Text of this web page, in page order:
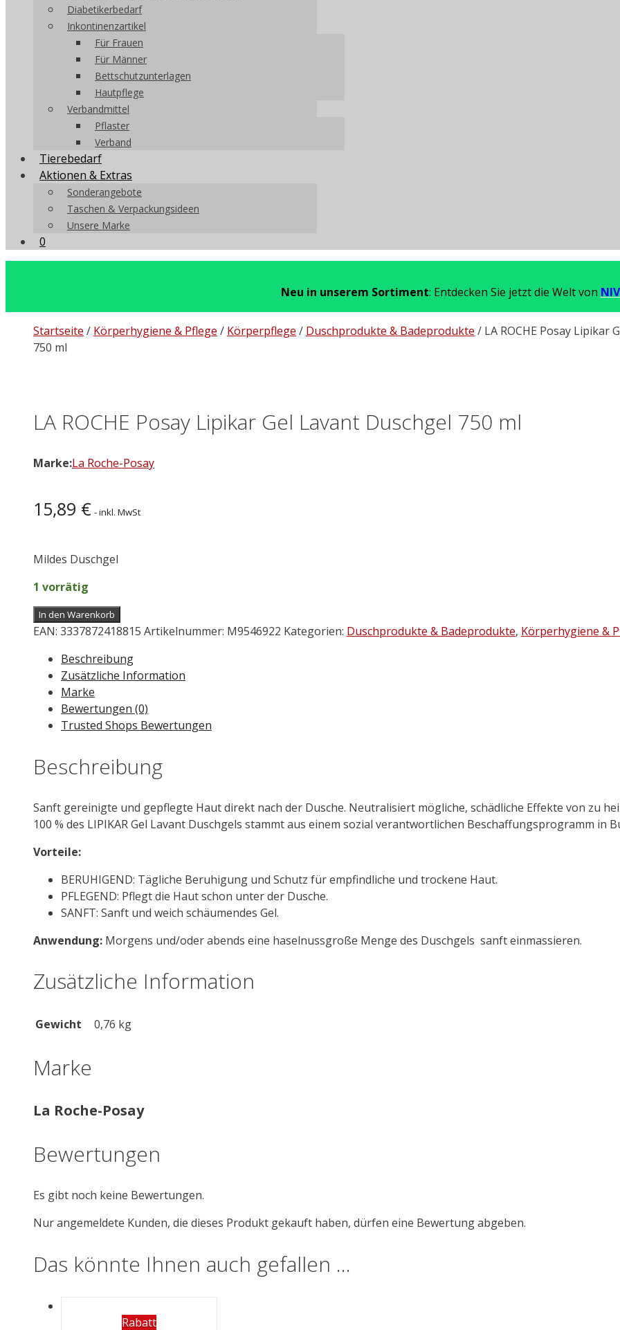
Diabetikerbedarf
Inkontinenzartikel
Für Frauen
Für Männer
Bettschutzunterlagen
Hautpflege
Verbandmittel
Pflaster
Verband
Tierebedarf
Aktionen & Extras
Sonderangebote
Taschen & Verpackungsideen
Unsere Marke
0
Neu in unserem Sortiment: Entdecken Sie jetzt die Welt von
Startseite / Körperhygiene & Pflege / Körperpflege / Duschprodukte & Badeprodukte / LA ROCHE Posay Lipikar
750 ml
LA ROCHE Posay Lipikar Gel Lavant Duschgel 750 ml
Marke:La Roche-Posay
15,89 € - inkl. MwSt
Mildes Duschgel
1 vorrätig
LA
ROCHE
Lipikar
Gel
Lavant
Duschgel
750
Menge
In den Warenkorb
EAN: 3337872418815 Artikelnummer: M9546922 Kategorien: Duschprodukte & Badeprodukte, Körperhygiene &
Beschreibung
Zusätzliche Information
Marke
Bewertungen (0)
Trusted Shops Bewertungen
Beschreibung
Sanft gereinigte und gepflegte Haut direkt nach der Dusche. Neutralisiert mögliche, schädliche Effekte von zu
100 % des LIPIKAR Gel Lavant Duschgels stammt aus einem sozial verantwortlichen Beschaffungsprogramm in
Vorteile:
BERUHIGEND: Tägliche Beruhigung und Schutz für empfindliche und trockene Haut.
PFLEGEND: Pflegt die Haut schon unter der Dusche.
SANFT: Sanft und weich schäumendes Gel.
Anwendung: Morgens und/oder abends eine haselnussgroße Menge des Duschgels sanft einmassieren.
Zusätzliche Information
Gewicht 0,76 kg
Marke
La Roche-Posay
Bewertungen
Es gibt noch keine Bewertungen.
Nur angemeldete Kunden, die dieses Produkt gekauft haben, dürfen eine Bewertung abgeben.
Das könnte Ihnen auch gefallen …
Rabatt